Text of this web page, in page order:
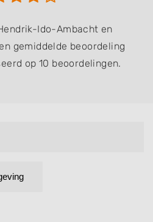
Ido-Ambacht en
gemiddelde beoordeling
op 10 beoordelingen.